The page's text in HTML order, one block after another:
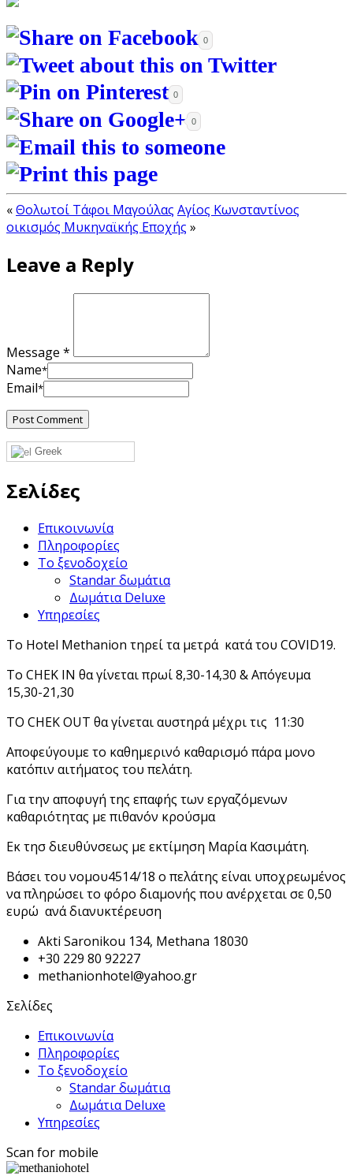
0
0
0
«Θολωτοί Τάφοι Μαγούλας Αγίος Κωνσταντίνος
οικισμός Μυκηναϊκής Εποχής »
Leave a Reply
Message *
Name*
Email*
Greek
Σελίδες
Επικοινωνία
Πληροφορίες
Το ξενοδοχείο
Standar δωμάτια
Δωμάτια Deluxe
Υπηρεσίες
Το Hotel Methanion τηρεί τα μετρά κατά του COVID19.
Το CHEK IN θα γίνεται πρωί 8,30-14,30 & Απόγευμα
15,30-21,30
ΤΟ CHEK OUT θα γίνεται αυστηρά μέχρι τις 11:30
Αποφεύγουμε το καθημερινό καθαρισμό πάρα μονο
κατόπιν αιτήματος του πελάτη.
Για την αποφυγή της επαφής των εργαζόμενων
καθαριότητας με πιθανόν κρούσμα
Εκ τησ διευθύνσεως με εκτίμηση Μαρία Κασιμάτη.
Βάσει του νομου4514/18 ο πελάτης είναι υποχρεωμένος
να πληρώσει το φόρο διαμονής που ανέρχεται σε 0,50
ευρώ ανά διανυκτέρευση
Akti Saronikou 134, Methana 18030
+30 229 80 92227
methanionhotel@yahoo.gr
Σελίδες
Επικοινωνία
Πληροφορίες
Το ξενοδοχείο
Standar δωμάτια
Δωμάτια Deluxe
Υπηρεσίες
Scan for mobile